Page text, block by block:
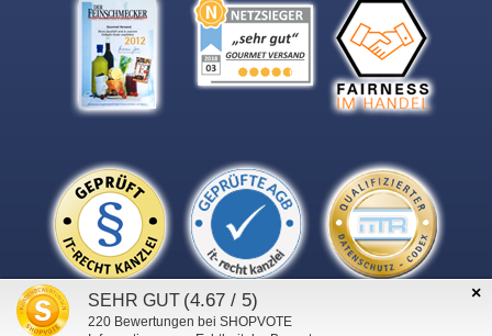
×
SEHR GUT (4.67 / 5)
220 Bewertungen bei SHOPVOTE